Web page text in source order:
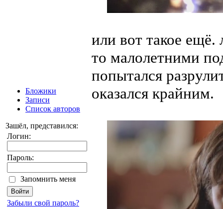
Бложики
Записи
Список авторов
Зашёл, представился:
Логин:
Пароль:
Запомнить меня
Забыли свой пароль?
или вот такое ещё.
то малолетними
попытался
оказался крайним.